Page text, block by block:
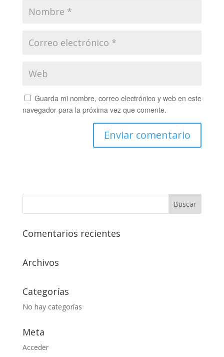
Guarda mi nombre, correo electrónico y web en este
navegador para la próxima vez que comente.
Comentarios recientes
Archivos
Categorías
No hay categorías
Meta
Acceder